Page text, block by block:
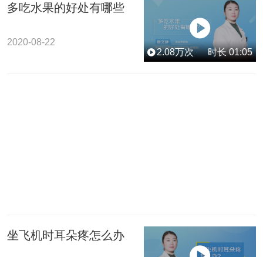
2.08万次 时长 01:05
多吃水果的好处有哪些
2020-08-22
坐飞机时耳朵疼怎么办